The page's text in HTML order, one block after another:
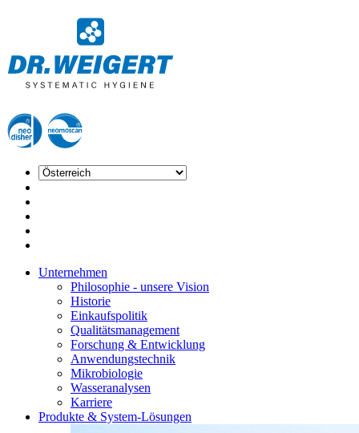
Unternehmen
Philosophie - unsere Vision
Historie
Einkaufspolitik
Qualitätsmanagement
Forschung & Entwicklung
Anwendungstechnik
Mikrobiologie
Wasseranalysen
Karriere
Produkte & System-Lösungen